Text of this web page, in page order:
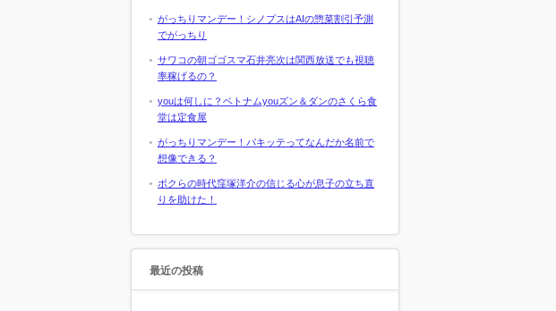
がっちりマンデー！シノプスはAIの惣菜割引予測
でがっちり
サワコの朝ゴゴスマ石井亮次は関西放送でも視聴
率稼げるの？
youは何しに？ベトナムyouズン＆ダンのさくら食
堂は定食屋
がっちりマンデー！パキッテってなんだか名前で
想像できる？
ボクらの時代窪塚洋介の信じる心が息子の立ち直
りを助けた！
最近の投稿